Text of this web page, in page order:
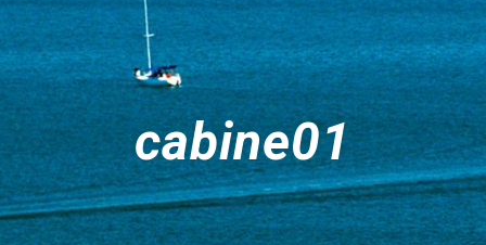
cabine01